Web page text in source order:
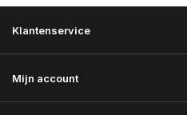
Klantenservice
Mijn account